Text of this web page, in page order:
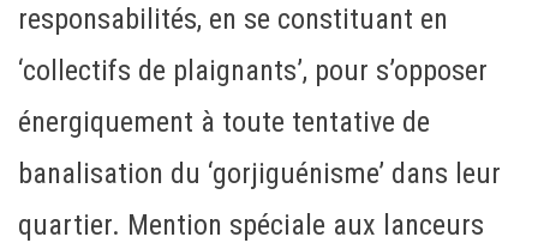
responsabilités, en se constituant en
‘collectifs de plaignants’, pour s’opposer
énergiquement à toute tentative de
banalisation du ‘gorjiguénisme’ dans leur
quartier. Mention spéciale aux lanceurs